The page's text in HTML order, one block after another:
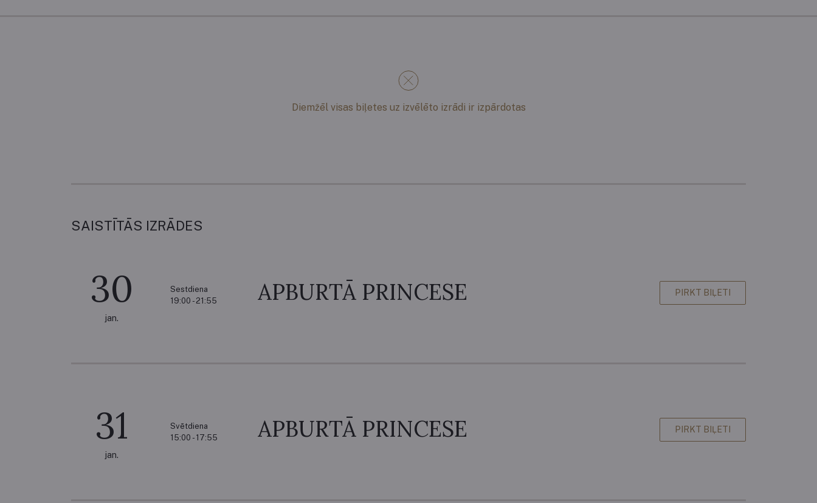
Diemžēl visas biļetes uz izvēlēto izrādi ir izpārdotas
SAISTĪTĀS IZRĀDES
30
jan.
Sestdiena
19:00 - 21:55
APBURTĀ PRINCESE PIRKT BIĻETI
31
jan.
Svētdiena
15:00 - 17:55
APBURTĀ PRINCESE PIRKT BIĻETI